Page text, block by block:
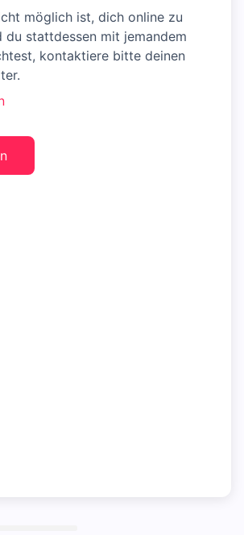
möglich ist, dich online zu
du stattdessen mit jemandem
kontaktiere bitte deinen